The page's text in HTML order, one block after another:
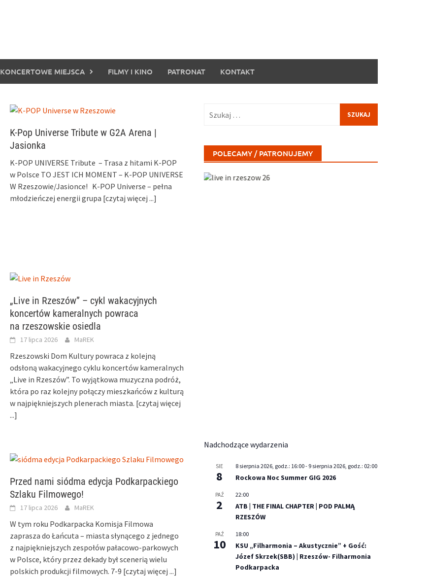
KONCERTOWE MIEJSCA FILMY I KINO PATRONAT KONTAKT
K-Pop Universe Tribute w G2A Arena |
Jasionka
K-POP UNIVERSE Tribute – Trasa z hitami K-POP
w Polsce TO JEST ICH MOMENT – K-POP UNIVERSE
W Rzeszowie/Jasionce! K-POP Universe – pełna
młodzieńczej energii grupa [czytaj więcej ...]
„Live in Rzeszów” – cykl wakacyjnych
koncertów kameralnych powraca
na rzeszowskie osiedla
17 lipca 2026 MaREK
Rzeszowski Dom Kultury powraca z kolejną
odsłoną wakacyjnego cyklu koncertów kameralnych
„Live in Rzeszów”. To wyjątkowa muzyczna podróż,
która po raz kolejny połączy mieszkańców z kulturą
w najpiękniejszych plenerach miasta. [czytaj więcej
...]
Przed nami siódma edycja Podkarpackiego
Szlaku Filmowego!
17 lipca 2026 MaREK
W tym roku Podkarpacka Komisja Filmowa
zaprasza do Łańcuta – miasta słynącego z jednego
z najpiękniejszych zespołów pałacowo-parkowych
w Polsce, który przez dekady był scenerią wielu
polskich produkcji filmowych. 7-9 [czytaj więcej ...]
POLECAMY / PATRONUJEMY
Nadchodzące wydarzenia
SIE
8
8 sierpnia 2026, godz.: 16:00- 9 sierpnia 2026, godz.: 02:00
Rockowa Noc Summer GIG 2026
PAŹ
2
22:00
ATB | THE FINAL CHAPTER | POD PALMĄ
RZESZÓW
PAŹ
10
18:00
KSU „Filharmonia – Akustycznie” + Gość:
Józef Skrzek(SBB) | Rzeszów- Filharmonia
Podkarpacka